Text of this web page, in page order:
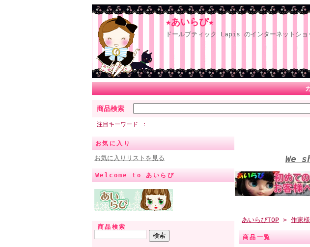
★あいらぴ★
ドールブティック Lapis のインターネットショ
商品検索
注目キーワード
お気に入り
お気に入りリストを見る
Welcome to あいらぴ
商品検索
We
あいらぴTOP > 作家
商品一覧